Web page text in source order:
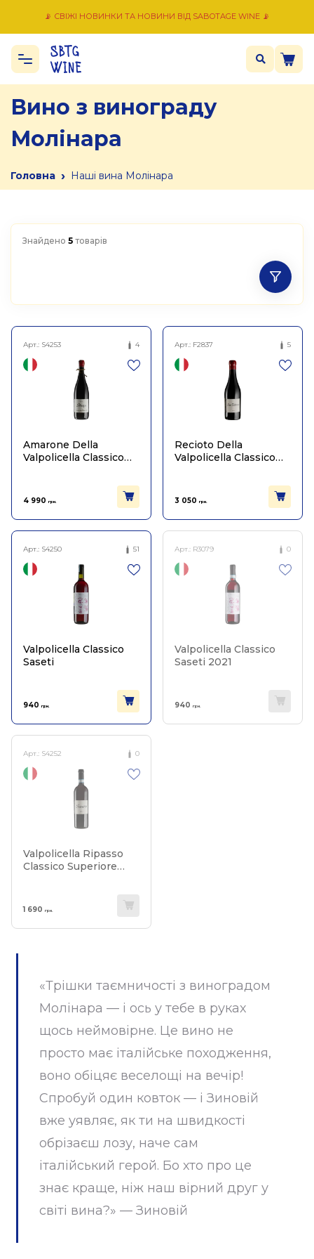
📡 СВІЖІ НОВИНКИ ТА НОВИНИ ВІД SABOTAGE WINE 📡
Вино з винограду
Молінара
Головна › Наші вина Молінара
Знайдено 5 товарів
Арт.: S4253 4
Amarone Della
Valpolicella Classico
4 990 грн.
Арт.: F2837 5
Recioto Della
Valpolicella Classico
3 050 грн.
Арт.: S4250 51
Valpolicella Classico
Saseti
940 грн.
Арт.: R3079 0
Valpolicella Classico
Saseti 2021
940 грн.
Арт.: S4252 0
Valpolicella Ripasso
Classico Superiore
1 690 грн.
«Трішки таємничості з виноградом
Молінара — і ось у тебе в руках
щось неймовірне. Це вино не
просто має італійське походження,
воно обіцяє веселощі на вечір!
Спробуй один ковток — і Зиновій
вже уявляє, як ти на швидкості
обрізаєш лозу, наче сам
італійський герой. Бо хто про це
знає краще, ніж наш вірний друг у
світі вина?» — Зиновій